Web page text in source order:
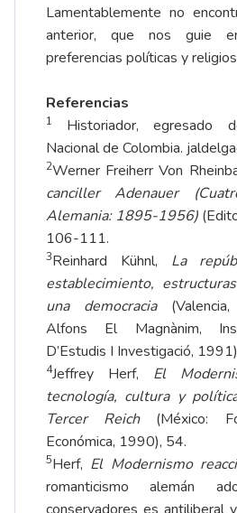
Lamentablemente no
anterior, que nos guie
preferencias políticas y
Referencias
1
Historiador, egresado
Nacional de Colombia.
2Werner Freiherr Von
canciller Adenauer
Alemania: 1895-1956)
106-111.
3Reinhard Kühnl, La
establecimiento,
una democracia
Alfons El Magnànim,
D’Estudis I Investigació,
4Jeffrey Herf, El
tecnología, cultura y
Tercer Reich (México:
Económica, 1990), 54.
5Herf, El Modernismo
romanticismo alemán